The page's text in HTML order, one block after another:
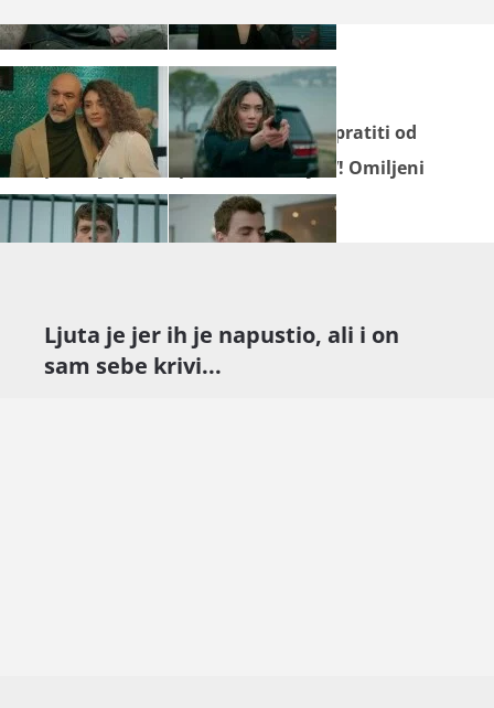
Seriju "Divlje srce" ne propustite pratiti od
ponedjeljka do petka na Novoj TV! Omiljeni
sadržaj gledajte naNovoj Plus.
Ljuta je jer ih je napustio, ali i on
sam sebe krivi...